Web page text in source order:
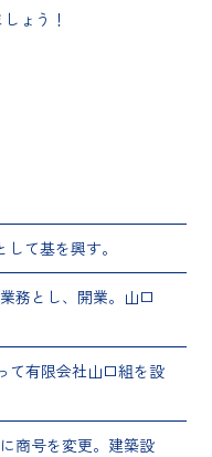
ょう！
て基を興す。
務とし、開業。山口
て有限会社山口組を設
商号を変更。建築設